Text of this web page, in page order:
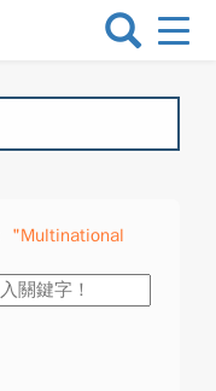
選
換
"Multinational